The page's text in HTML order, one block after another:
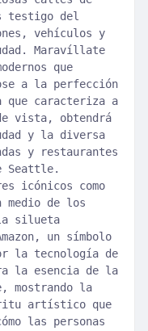
testigo del
vehículos y
Maravíllate
que
a la perfección
caracteriza a
vista, obtendrá
y la diversa
y restaurantes
Seattle.
icónicos como
medio de los
silueta
un símbolo
la tecnología de
la esencia de la
mostrando la
artístico que
las personas